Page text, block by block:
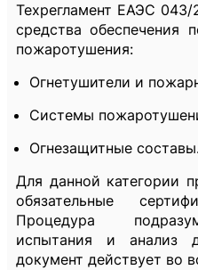
Техрегламент ЕАЭС 043/
средства обеспечения
пожаротушения:
Огнетушители и
Системы
Огнезащитные
Для данной категории
обязательные
Процедура
испытания и анализ
документ действует во